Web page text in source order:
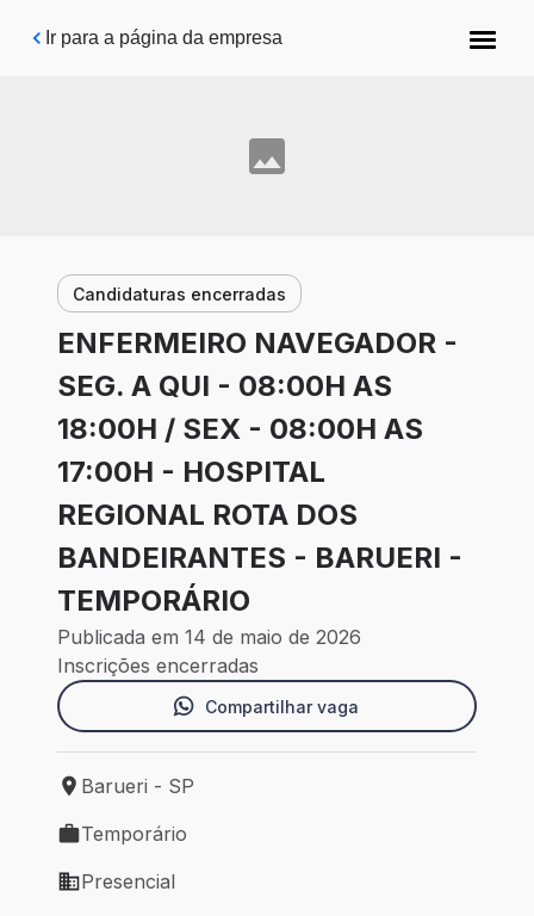
Pular para o conteúdo principal
Ir para a página da empresa
Candidaturas encerradas
ENFERMEIRO NAVEGADOR -
SEG. A QUI - 08:00H AS
18:00H / SEX - 08:00H AS
17:00H - HOSPITAL
REGIONAL ROTA DOS
BANDEIRANTES - BARUERI -
TEMPORÁRIO
Publicada em 14 de maio de 2026
Inscrições encerradas
Compartilhar vaga
Local de trabalho: Barueri - SP
Barueri - SP
Tipo de vaga: Temporário
Temporário
Modelo de trabalho: Presencial
Presencial